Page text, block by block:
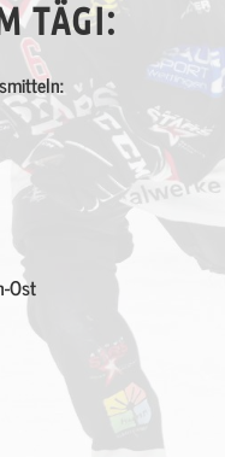
TÄGI:
Ost